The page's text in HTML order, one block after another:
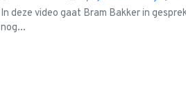
In deze video gaat Bram Bakker in
nog...